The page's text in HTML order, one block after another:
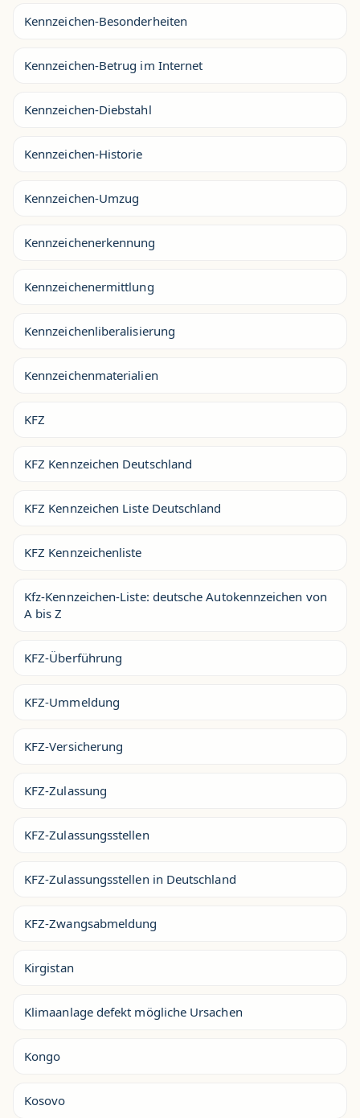
Kennzeichen-Besonderheiten
Kennzeichen-Betrug im Internet
Kennzeichen-Diebstahl
Kennzeichen-Historie
Kennzeichen-Umzug
Kennzeichenerkennung
Kennzeichenermittlung
Kennzeichenliberalisierung
Kennzeichenmaterialien
KFZ
KFZ Kennzeichen Deutschland
KFZ Kennzeichen Liste Deutschland
KFZ Kennzeichenliste
Kfz-Kennzeichen-Liste: deutsche Autokennzeichen von
A bis Z
KFZ-Überführung
KFZ-Ummeldung
KFZ-Versicherung
KFZ-Zulassung
KFZ-Zulassungsstellen
KFZ-Zulassungsstellen in Deutschland
KFZ-Zwangsabmeldung
Kirgistan
Klimaanlage defekt mögliche Ursachen
Kongo
Kosovo